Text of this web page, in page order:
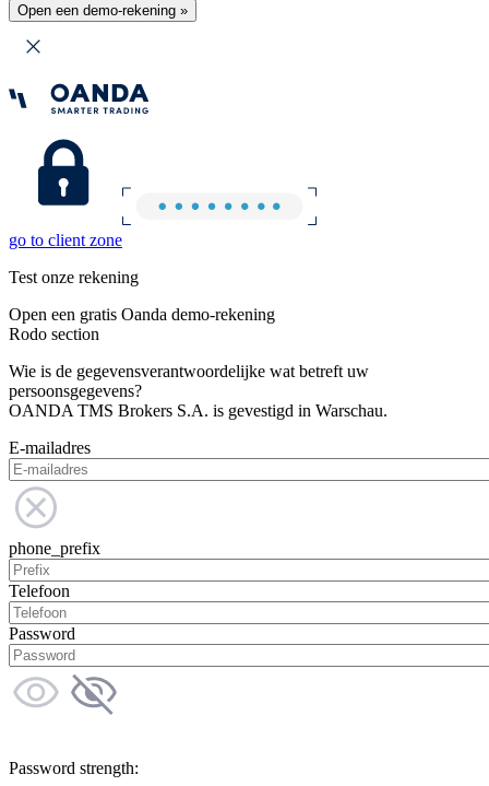
Open een demo-rekening »
go to client zone
Test onze rekening
Open een gratis Oanda demo-rekening
Rodo section
Wie is de gegevensverantwoordelijke wat betreft uw
persoonsgegevens?
OANDA TMS Brokers S.A. is gevestigd in Warschau.
E-mailadres
phone_prefix
Telefoon
Password
Password strength: